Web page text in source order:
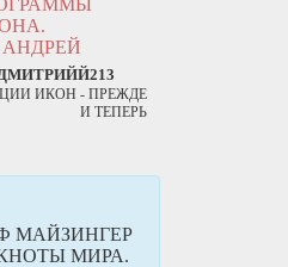
ИКОН - ПРЕЖДЕ
И ТЕПЕРЬ
МАЙЗИНГЕР
МИРА.